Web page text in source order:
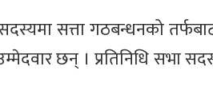
सत्ता गठबन्धनको
छन् । प्रतिनिधि सभा